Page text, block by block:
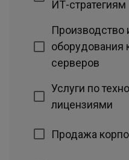
ИТ-стратегиям
Производство
оборудования
серверов
Услуги по
лицензиями
Продажа